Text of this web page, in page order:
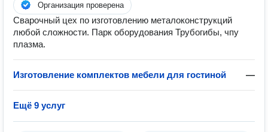
Организация проверена
Сварочный цех по изготовлению металоконструкций
любой сложности. Парк оборудования Трубогибы, чпу
плазма.
Изготовление комплектов мебели для гостиной —
Ещё 9 услуг